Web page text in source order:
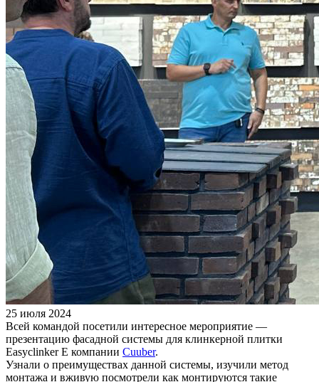
25 июля 2024
Всей командой посетили интересное мероприятие —
презентацию фасадной системы для клинкерной плитки
Easyclinker E компании Cuuber.
Узнали о преимуществах данной системы, изучили метод
монтажа и вживую посмотрели как монтируются такие